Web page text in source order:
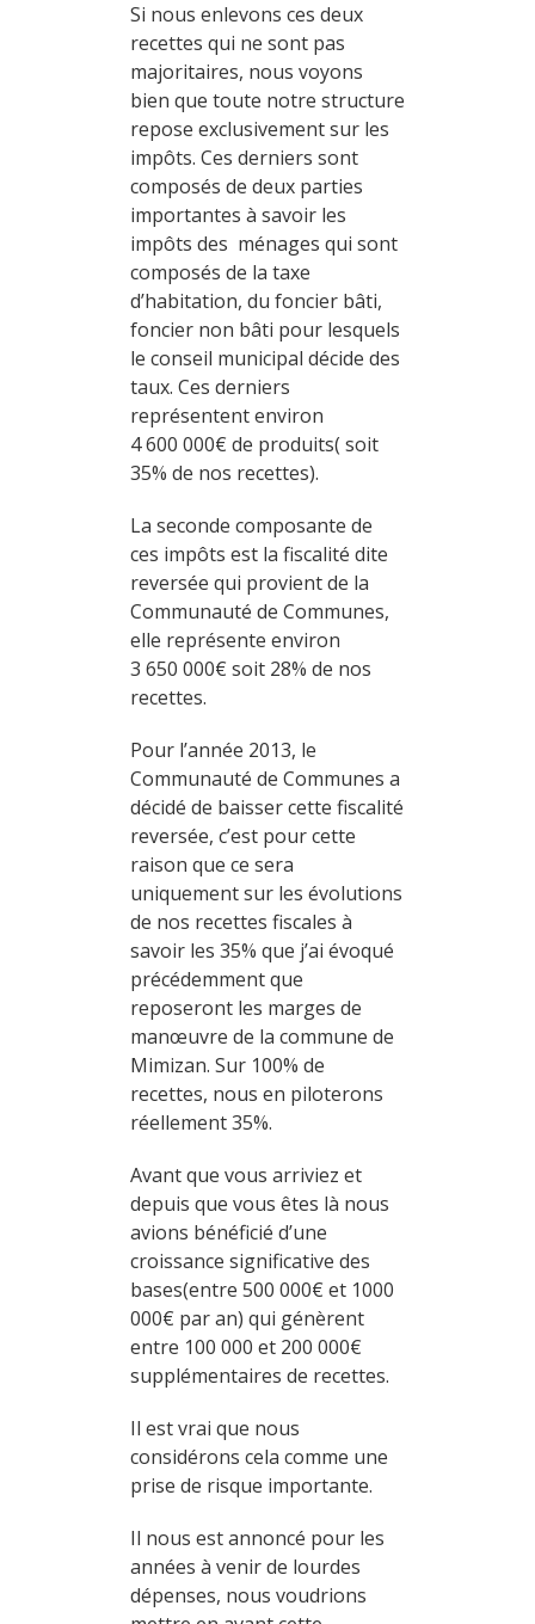
Si nous enlevons ces deux
recettes qui ne sont pas
majoritaires, nous voyons
bien que toute notre structure
repose exclusivement sur les
impôts. Ces derniers sont
composés de deux parties
importantes à savoir les
impôts des ménages qui sont
composés de la taxe
d’habitation, du foncier bâti,
foncier non bâti pour lesquels
le conseil municipal décide des
taux. Ces derniers
représentent environ
4 600 000€ de produits( soit
35% de nos recettes).
La seconde composante de
ces impôts est la fiscalité dite
reversée qui provient de la
Communauté de Communes,
elle représente environ
3 650 000€ soit 28% de nos
recettes.
Pour l’année 2013, le
Communauté de Communes a
décidé de baisser cette fiscalité
reversée, c’est pour cette
raison que ce sera
uniquement sur les évolutions
de nos recettes fiscales à
savoir les 35% que j’ai évoqué
précédemment que
reposeront les marges de
manœuvre de la commune de
Mimizan. Sur 100% de
recettes, nous en piloterons
réellement 35%.
Avant que vous arriviez et
depuis que vous êtes là nous
avions bénéficié d’une
croissance significative des
bases(entre 500 000€ et 1000
000€ par an) qui génèrent
entre 100 000 et 200 000€
supplémentaires de recettes.
Il est vrai que nous
considérons cela comme une
prise de risque importante.
Il nous est annoncé pour les
années à venir de lourdes
dépenses, nous voudrions